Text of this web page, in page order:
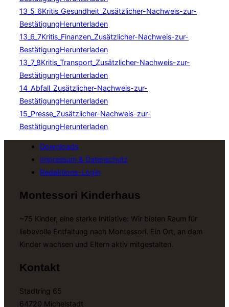
13_5_6Kritis_Gesundheit_Zusätzlicher-Nachweis-zur-
BestätigungHerunterladen
13_6_7Kritis_Finanzen_Zusätzlicher-Nachweis-zur-
BestätigungHerunterladen
13_7_8Kritis_Transport_Zusätzlicher-Nachweis-zur-
BestätigungHerunterladen
14_Abfall_Zusätzlicher-Nachweis-zur-
BestätigungHerunterladen
15_Presse_Zusätzlicher-Nachweis-zur-
BestätigungHerunterladen
Downloads
Impressum & Datenschutz
Redaktions-Login
Montessori Kinderhaus
~75 Kinder, eine starke Initiative: Wir bieten Raum für
liebevolle Entfaltung nach Montessori. Ein Ort, an dem
Kinder wachsen und Eltern aktiv mitgestalten.
Kontakt
Stadtring 65
64720 Michelstadt